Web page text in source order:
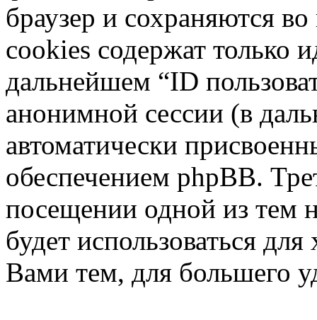
браузер и сохраняются
cookies содержат только
дальнейшем “ID
анонимной сессии (в
автоматически
обеспечением phpBB.
посещении одной из тем
будет использоваться
Вами тем, для большего